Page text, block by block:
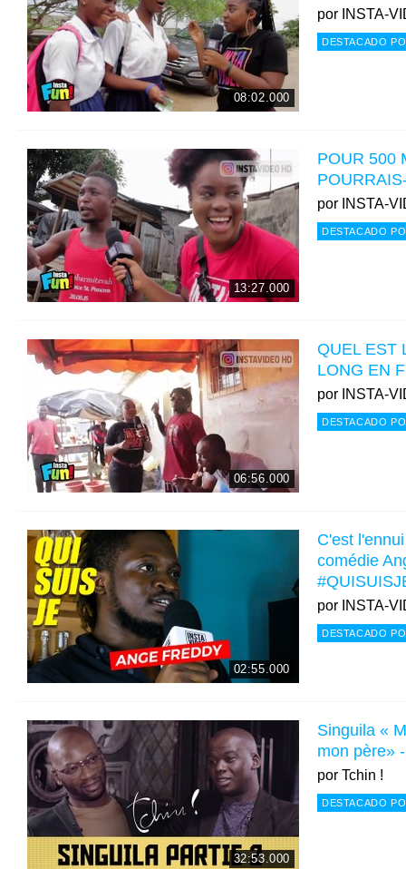
08:02.000
por INSTA-
DESTACADO
13:27.000
POUR 500
por INSTA-
DESTACADO
06:56.000
QUEL EST
LONG EN
por INSTA-
DESTACADO
02:55.000
C'est
comédie
por INSTA-
DESTACADO
32:53.000
Singuila «
mon père»
por Tchin !
DESTACADO